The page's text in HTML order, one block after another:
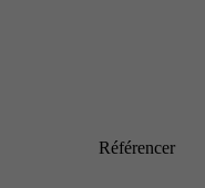
Référencer